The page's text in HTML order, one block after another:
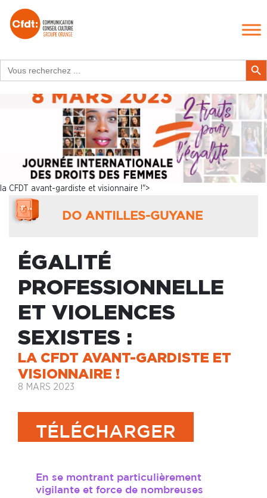
for:
Search
la CFDT avant-gardiste et visionnaire !">
DO ANTILLES-GUYANE
ÉGALITÉ
PROFESSIONNELLE
ET VIOLENCES
SEXISTES :
LA CFDT AVANT-GARDISTE ET
VISIONNAIRE !
8 MARS 2023
TÉLÉCHARGER
En se montrant particulièrement
vigilante et force de nombreuses